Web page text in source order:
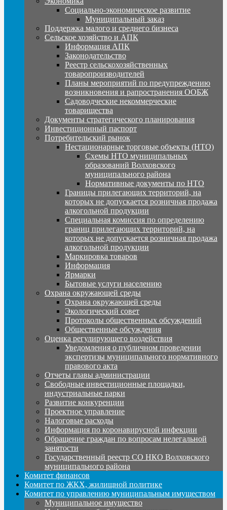
Социально-экономическое развитие
Муниципальный заказ
Поддержка малого и среднего бизнеса
Сельское хозяйство и АПК
Информация АПК
Законодательство
Реестр сельскохозяйственных
товаропроизводителей
Планы мероприятий по предупреждению
возникновения и рапространения ООБЖ
Садоводческие некоммерческие
товарищества
Документы стратегического планирования
Инвестиционный паспорт
Потребительский рынок
Нестационарные торговые объекты (НТО)
Схемы НТО муниципальных
образований Волховского
муниципального района
Нормативные документы по НТО
Границы прилегающих территорий, на
которых не допускается розничная продажа
алкогольной продукции
Специальная комиссия по определению
границ прилегающих территорий, на
которых не допускается розничная продажа
алкогольной продукции
Маркировка товаров
Информация
Ярмарки
Бытовые услуги населению
Охрана окружающей среды
Охрана окружающей среды
Экологический совет
Протоколы общественных обсуждений
Общественные обсуждения
Оценка регулирующего воздействия
Уведомления о публичном проведении
экспертизы муниципального нормативного
правового акта
Отчеты главы администрации
Свободные инвестиционные площадки,
индустриальные парки
Развитие конкуренции
Проектное управление
Налоговые расходы
Информация по коронавирусной инфекции
Обращение граждан по вопросам нелегальной
занятости
Государственный реестр СО НКО Волховского
муниципального района
Комитет финансов
Комитет по ЖКХ, жилищной политике
Комитет по управлению муниципальным имуществом
Муниципальное имущество